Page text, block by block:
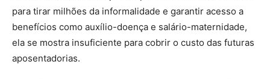
para tirar milhões da informalidade e garantir acesso a
benefícios como auxílio-doença e salário-maternidade,
ela se mostra insuficiente para cobrir o custo das futuras
aposentadorias.